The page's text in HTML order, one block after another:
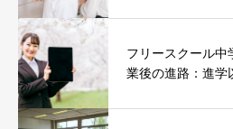
フリースクール中
業後の進路：進学